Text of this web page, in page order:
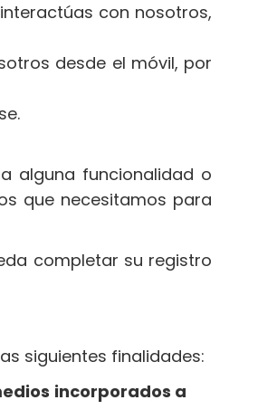
con nosotros,
desde el móvil, por
alguna funcionalidad o
que necesitamos para
completar su registro
siguientes finalidades:
incorporados a